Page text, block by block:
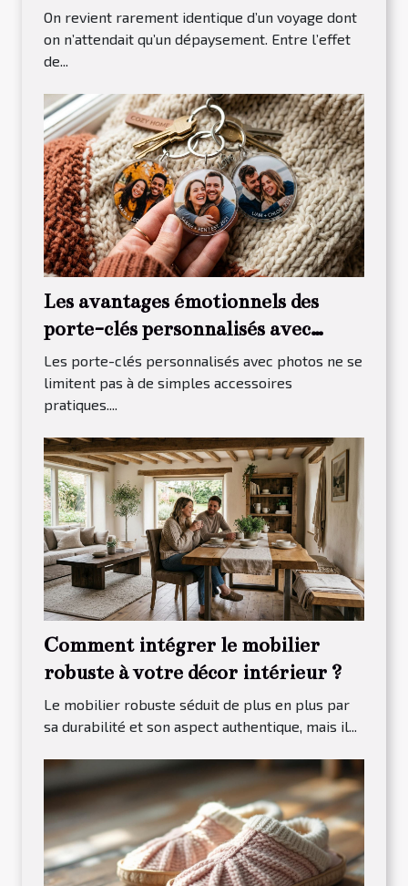
On revient rarement identique d’un voyage dont
on n’attendait qu’un dépaysement. Entre l’effet
de...
Les avantages émotionnels des
porte-clés personnalisés avec
photos
Les porte-clés personnalisés avec photos ne se
limitent pas à de simples accessoires
pratiques....
Comment intégrer le mobilier
robuste à votre décor intérieur ?
Le mobilier robuste séduit de plus en plus par
sa durabilité et son aspect authentique, mais il...